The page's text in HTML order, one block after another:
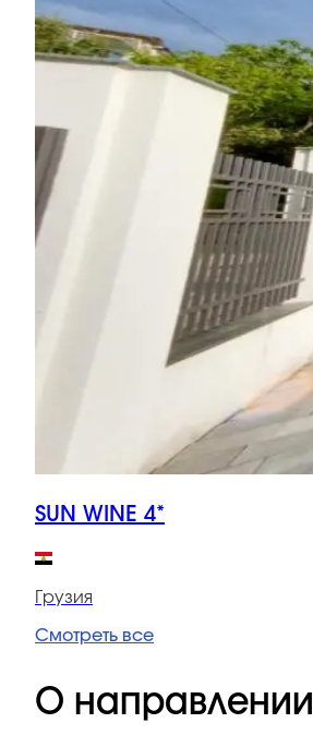
SUN WINE 4*
Грузия
Смотреть все
О направлении